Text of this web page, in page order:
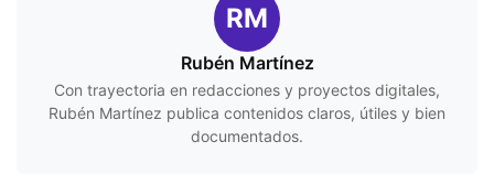
RM
Rubén Martínez
Con trayectoria en redacciones y proyectos digitales,
Rubén Martínez publica contenidos claros, útiles y bien
documentados.